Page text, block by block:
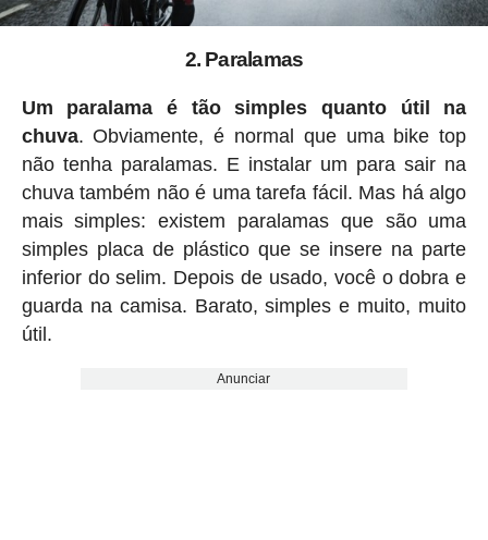
2. Paralamas
Um paralama é tão simples quanto útil na
chuva. Obviamente, é normal que uma bike top
não tenha paralamas. E instalar um para sair na
chuva também não é uma tarefa fácil. Mas há algo
mais simples: existem paralamas que são uma
simples placa de plástico que se insere na parte
inferior do selim. Depois de usado, você o dobra e
guarda na camisa. Barato, simples e muito, muito
útil.
Anunciar